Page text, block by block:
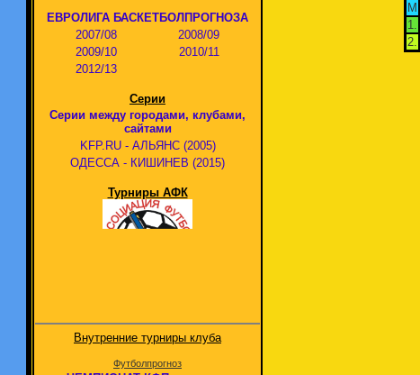
ЕВРОЛИГА БАСКЕТБОЛПРОГНОЗА
2007/08
2008/09
2009/10
2010/11
2012/13
Серии
Серии между городами, клубами,
сайтами
KFP.RU - АЛЬЯНС (2005)
ОДЕССА - КИШИНЕВ (2015)
Турниры АФК
Внутренние турниры клуба
Футболпрогноз
М
1.
2.